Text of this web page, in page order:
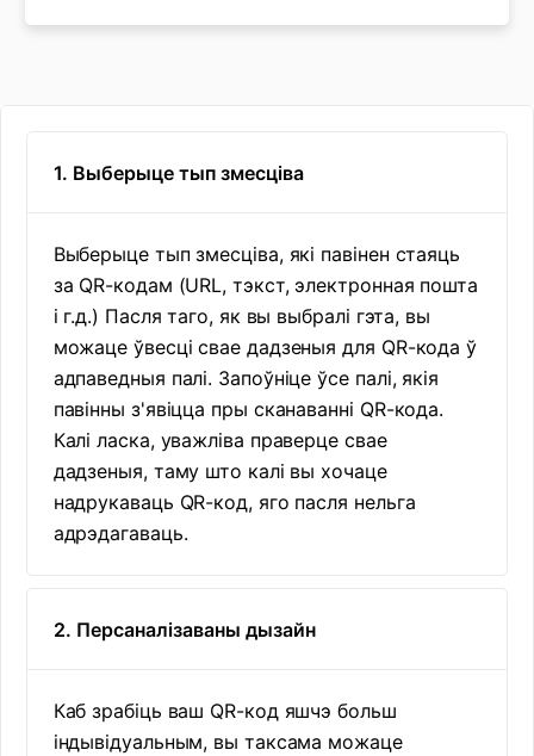
1. Выберыце тып змесціва
Выберыце тып змесціва, які павінен стаяць
за QR-кодам (URL, тэкст, электронная пошта
і г.д.) Пасля таго, як вы выбралі гэта, вы
можаце ўвесці свае дадзеныя для QR-кода ў
адпаведныя палі. Запоўніце ўсе палі, якія
павінны з'явіцца пры сканаванні QR-кода.
Калі ласка, уважліва праверце свае
дадзеныя, таму што калі вы хочаце
надрукаваць QR-код, яго пасля нельга
адрэдагаваць.
2. Персаналізаваны дызайн
Каб зрабіць ваш QR-код яшчэ больш
індывідуальным, вы таксама можаце